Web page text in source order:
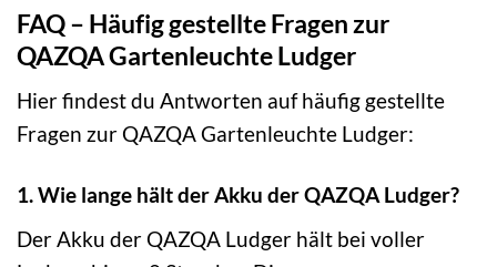
FAQ – Häufig gestellte Fragen zur
QAZQA Gartenleuchte Ludger
Hier findest du Antworten auf häufig gestellte
Fragen zur QAZQA Gartenleuchte Ludger:
1. Wie lange hält der Akku der QAZQA Ludger?
Der Akku der QAZQA Ludger hält bei voller